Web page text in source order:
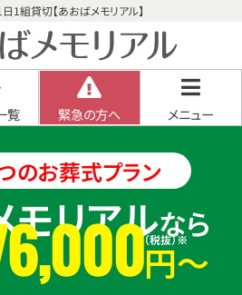
1組貸切【あおばメモリアル】
覧 緊急の方へ メニュー
のお葬式プラン
モリアルなら
,000円〜
（税抜）※